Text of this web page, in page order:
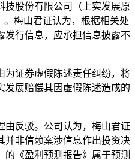
技股份有限公司（上实发展原
。梅山君证认为，根据相关处
发行信息，应承担信息披露不
为证券虚假陈述责任纠纷，将
发展赔偿其因虚假陈述造成的
反驳。 公司认为，梅山君证
并非信赖案涉信息作出投资决
《盈利预测报告》属于预测